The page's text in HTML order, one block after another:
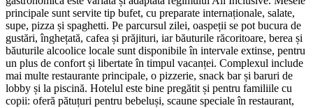
principale sunt servite tip bufet, cu preparate internaționale, salate,
supe, pizza și spaghetti. Pe parcursul zilei, oaspeții se pot bucura de
gustări, înghețată, cafea și prăjituri, iar băuturile răcoritoare, berea și
băuturile alcoolice locale sunt disponibile în intervale extinse, pentru
un plus de confort și libertate în timpul vacanței. Complexul include
mai multe restaurante principale, o pizzerie, snack bar și baruri de
lobby și la piscină. Hotelul este bine pregătit și pentru familiile cu
copii: oferă pătuțuri pentru bebeluși, scaune speciale în restaurant,